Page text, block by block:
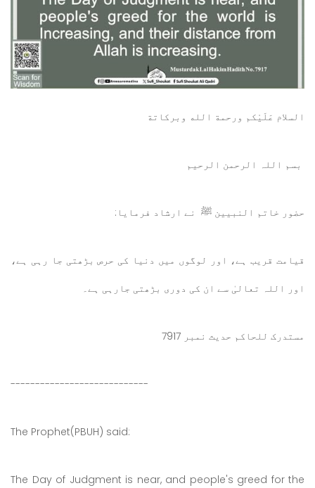
السلام عَلَيْکم ورحمة الله وبركاتة
بسم اللہ الرحمن الرحيم
حضور خاتم النبیین ﷺ نے ارشاد فرمایا:
قیامت قریب ہے، اور لوگوں میں دنیا کی حرص بڑھتی جا رہی ہے،
اور اللہ تعالیٰ سے ان کی دوری بڑھتی جارہی ہے۔
مستدرک للحاکم حدیث نمبر 7917
----------------------------
The Prophet(PBUH) said:
The Day of Judgment is near, and people's greed for the